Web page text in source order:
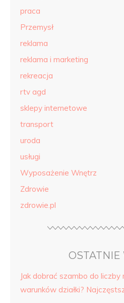
praca
Przemysł
reklama
reklama i marketing
rekreacja
rtv agd
sklepy internetowe
transport
uroda
usługi
Wyposażenie Wnętrz
Zdrowie
zdrowie.pl
OSTATNIE
Jak dobrać szambo do liczby
warunków działki?